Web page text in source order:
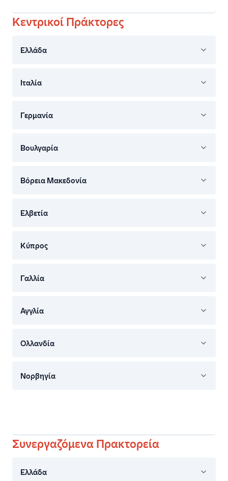
Κεντρικοί Πράκτορες
Ελλάδα
Ιταλία
Γερμανία
Βουλγαρία
Βόρεια Μακεδονία
Ελβετία
Κύπρος
Γαλλία
Αγγλία
Ολλανδία
Νορβηγία
Συνεργαζόμενα Πρακτορεία
Ελλάδα